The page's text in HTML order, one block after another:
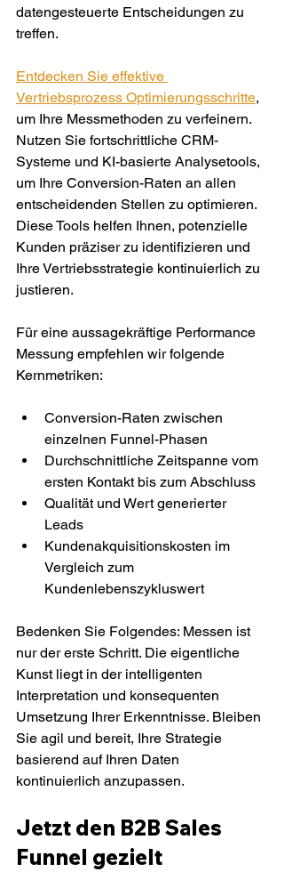
datengesteuerte Entscheidungen zu
treffen.
Entdecken Sie effektive
Vertriebsprozess Optimierungsschritte,
um Ihre Messmethoden zu verfeinern.
Nutzen Sie fortschrittliche CRM-
Systeme und KI-basierte Analysetools,
um Ihre Conversion-Raten an allen
entscheidenden Stellen zu optimieren.
Diese Tools helfen Ihnen, potenzielle
Kunden präziser zu identifizieren und
Ihre Vertriebsstrategie kontinuierlich zu
justieren.
Für eine aussagekräftige Performance
Messung empfehlen wir folgende
Kernmetriken:
Conversion-Raten zwischen
einzelnen Funnel-Phasen
Durchschnittliche Zeitspanne vom
ersten Kontakt bis zum Abschluss
Qualität und Wert generierter
Leads
Kundenakquisitionskosten im
Vergleich zum
Kundenlebenszykluswert
Bedenken Sie Folgendes: Messen ist
nur der erste Schritt. Die eigentliche
Kunst liegt in der intelligenten
Interpretation und konsequenten
Umsetzung Ihrer Erkenntnisse. Bleiben
Sie agil und bereit, Ihre Strategie
basierend auf Ihren Daten
kontinuierlich anzupassen.
Jetzt den B2B Sales
Funnel gezielt